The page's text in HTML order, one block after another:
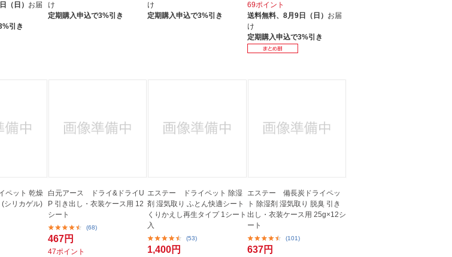
（日） お届
引き
け
定期購入申込で3%引き
け
定期購入申込で3%引き
69ポイント
送料無料、 8月9日（日） お届
け
定期購入申込で3%引き
ペット 乾燥
シリカゲル)
白元アース ドライ&ドライU
P 引き出し・衣装ケース用 12
シート
(68)
467円
47ポイント
エステー ドライペット 除湿
剤 湿気取り ふとん快適シート
くりかえし再生タイプ 1シート
入
(53)
1,400円
エステー 備長炭ドライペッ
ト 除湿剤 湿気取り 脱臭 引き
出し・衣装ケース用 25g×12シ
ート
(101)
637円